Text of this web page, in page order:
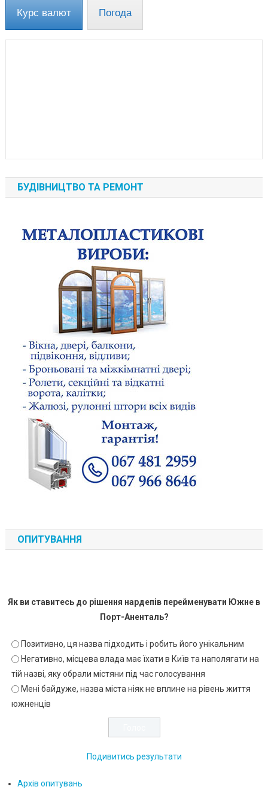
Курс валют Погода
БУДІВНИЦТВО ТА РЕМОНТ
ОПИТУВАННЯ
Як ви ставитесь до рішення нардепів перейменувати Южне в
Порт-Аненталь?
Позитивно, ця назва підходить і робить його унікальним
Негативно, місцева влада має їхати в Київ та наполягати на
тій назві, яку обрали містяни під час голосування
Мені байдуже, назва міста ніяк не вплине на рівень життя
южненців
Подивитись результати
Архів опитувань